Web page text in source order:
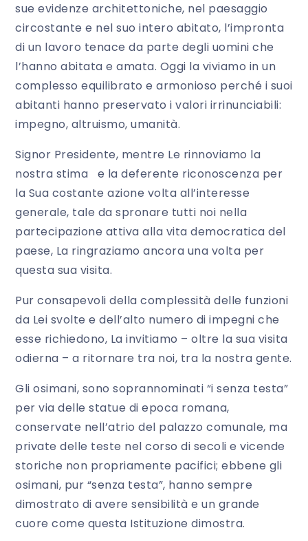
sue evidenze architettoniche, nel paesaggio
circostante e nel suo intero abitato, l’impronta
di un lavoro tenace da parte degli uomini che
l’hanno abitata e amata. Oggi la viviamo in un
complesso equilibrato e armonioso perché i suoi
abitanti hanno preservato i valori irrinunciabili:
impegno, altruismo, umanità.
Signor Presidente, mentre Le rinnoviamo la
nostra stima e la deferente riconoscenza per
la Sua costante azione volta all’interesse
generale, tale da spronare tutti noi nella
partecipazione attiva alla vita democratica del
paese, La ringraziamo ancora una volta per
questa sua visita.
Pur consapevoli della complessità delle funzioni
da Lei svolte e dell’alto numero di impegni che
esse richiedono, La invitiamo – oltre la sua visita
odierna – a ritornare tra noi, tra la nostra gente.
Gli osimani, sono soprannominati “i senza testa”
per via delle statue di epoca romana,
conservate nell’atrio del palazzo comunale, ma
private delle teste nel corso di secoli e vicende
storiche non propriamente pacifici; ebbene gli
osimani, pur “senza testa”, hanno sempre
dimostrato di avere sensibilità e un grande
cuore come questa Istituzione dimostra.